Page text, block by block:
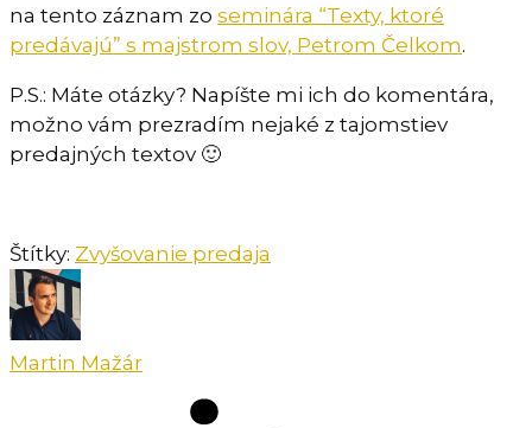
na tento záznam zo seminára “Texty, ktoré
predávajú” s majstrom slov, Petrom Čelkom.
P.S.: Máte otázky? Napíšte mi ich do komentára,
možno vám prezradím nejaké z tajomstiev
predajných textov 🙂
Štítky: Zvyšovanie predaja
Martin Mažár